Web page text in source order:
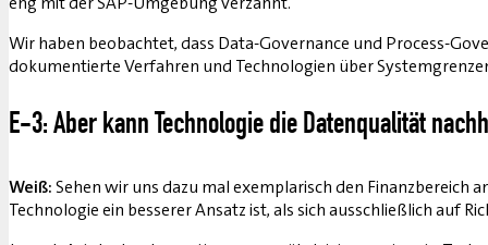
Wir haben beobachtet, dass Data-Gover­nance und Process-
dokumentierte Verfahren und Technologien über
E-3: Aber kann Technologie die Datenqualität
Weiß:Sehen wir uns dazu mal exemplarisch den
Technologie ein besserer Ansatz ist, als sich ausschließlich auf